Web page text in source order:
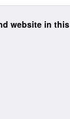
website in